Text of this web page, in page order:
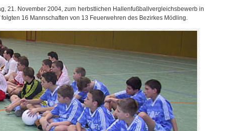
21. November 2004, zum herbstlichen Hallenfußballvergleichsbewerb in
16 Mannschaften von 13 Feuerwehren des Bezirkes Mödling.